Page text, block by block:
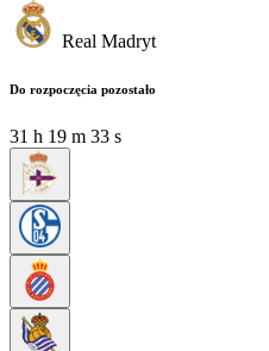
Real Madryt
Do rozpoczęcia pozostało
31 h 19 m 31 s